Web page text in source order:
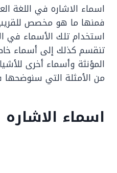
اسماء الاشاره في اللغة
فمنها ما هو مخصص
استخدام تلك الأسماء في
تنقسم كذلك إلى أسماء
المؤنثة وأسماء أخرى
من الأمثلة التي سنوضحها
اسماء الاشاره